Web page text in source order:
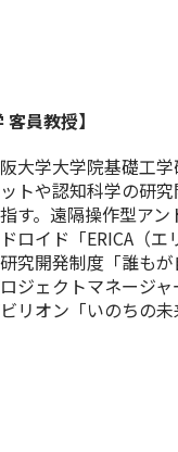
員教授】
大学大学院基礎工
トや認知科学の研
す。遠隔操作型ア
ロイド「ERICA（
究開発制度「誰も
ジェクトマネージ
リオン「いのちの未